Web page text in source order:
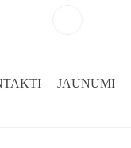
JAUNUMI